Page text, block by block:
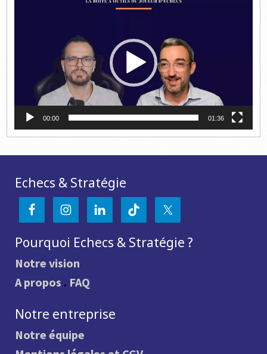
00:00 01:36
Echecs & Stratégie
Pourquoi Echecs & Stratégie ?
Notre vision
A propos . FAQ
Notre entreprise
Notre équipe